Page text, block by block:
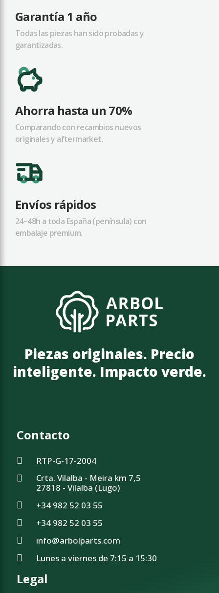
Garantía 1 año
Todas las piezas han sido probadas y
garantizadas.
Ahorra hasta un 70%
Comparando con recambios nuevos
originales y aftermarket.
Envíos rápidos
24–48h a toda España (península) con
embalaje premium.
Piezas originales. Precio
inteligente. Impacto verde.
Contacto
RTP-G-17-2004
Crta. Vilalba - Meira km 7,5
27818 - Vilalba (Lugo)
+34 982 52 03 55
+34 982 52 03 55
info@arbolparts.com
Lunes a viernes de 7:15 a 15:30
Legal